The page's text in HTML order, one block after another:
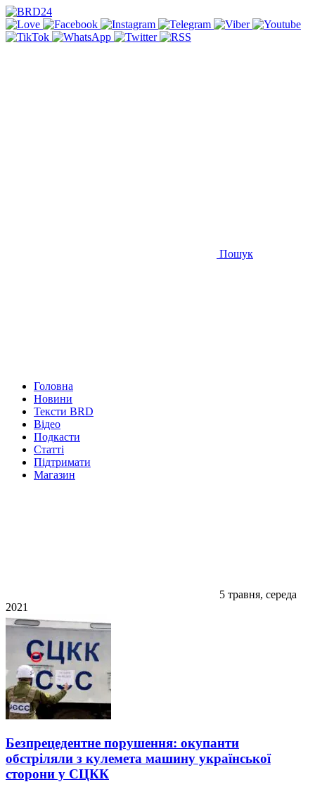
Пошук
Головна
Новини
Тексти BRD
Відео
Подкасти
Статті
Підтримати
Магазин
5 травня, середа
2021
Безпрецедентне порушення: окупанти
обстріляли з кулемета машину української
сторони у СЦКК